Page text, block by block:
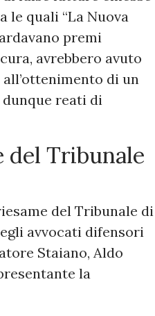
quali “La Nuova
premi
avrebbero avuto
di un
reati di
del Tribunale
del Tribunale di
avvocati difensori
Staiano, Aldo
la